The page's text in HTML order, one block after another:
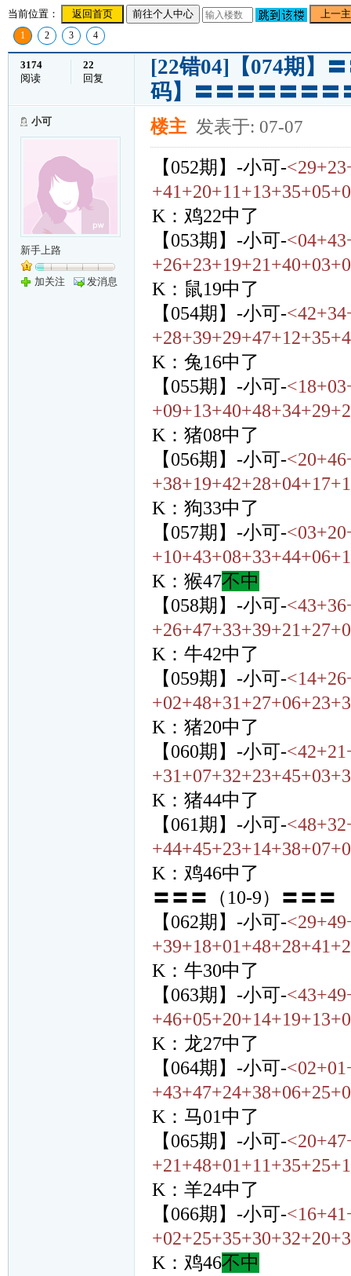
当前位置： 返回首页 前往个人中心 上一
1 2 3 4
3174
阅读
22
回复
[22错04]【074期】
码】〓〓〓〓〓〓〓
小可
新手上路
加关注 发消息
楼主 发表于: 07-07
【052期】-小可-
K：鸡22中了
【053期】-小可-
K：鼠19中了
【054期】-小可-
K：兔16中了
【055期】-小可-
K：猪08中了
【056期】-小可-
K：狗33中了
【057期】-小可-
K：猴47不中
【058期】-小可-
K：牛42中了
【059期】-小可-
K：猪20中了
【060期】-小可-
K：猪44中了
【061期】-小可-
K：鸡46中了
〓〓〓（10-9）〓〓〓
【062期】-小可-
K：牛30中了
【063期】-小可-
K：龙27中了
【064期】-小可-
K：马01中了
【065期】-小可-
K：羊24中了
【066期】-小可-
K：鸡46不中